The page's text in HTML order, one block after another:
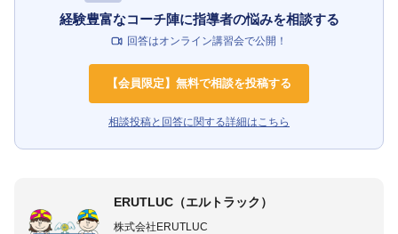
経験豊富なコーチ陣に指導者の悩みを相談する
回答はオンライン講習会で公開！
【会員限定】無料で相談を投稿する
相談投稿と回答に関する詳細はこちら
ERUTLUC（エルトラック）
株式会社ERUTLUC